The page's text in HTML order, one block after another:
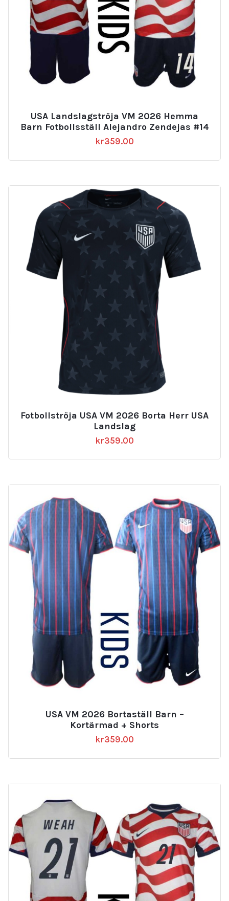
USA Landslagströja VM 2026 Hemma
Barn Fotbollsställ Alejandro Zendejas #14
kr359.00
Fotbollströja USA VM 2026 Borta Herr USA
Landslag
kr359.00
USA VM 2026 Bortaställ Barn –
Kortärmad + Shorts
kr359.00